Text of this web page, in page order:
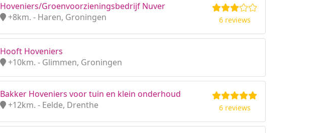
Hoveniers/Groenvoorzieningsbedrijf Nuver
+8km. - Haren, Groningen
6 reviews
Hooft Hoveniers
+10km. - Glimmen, Groningen
Bakker Hoveniers voor tuin en klein onderhoud
+12km. - Eelde, Drenthe
6 reviews